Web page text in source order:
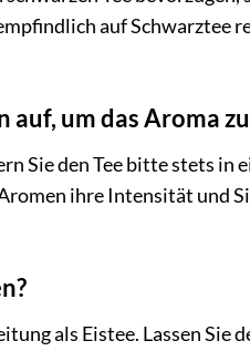
auf Schwarztee
um das Aroma
Sie den Tee bitte stets
ihre Intensität und
als Eistee. Lassen Sie